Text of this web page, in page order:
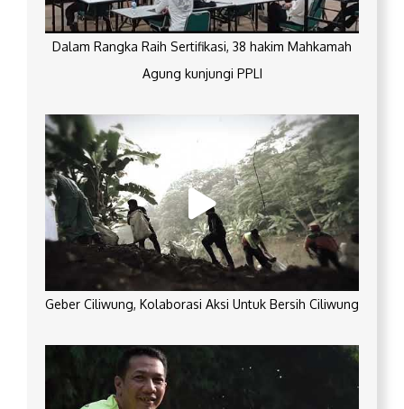
Dalam Rangka Raih Sertifikasi, 38 hakim Mahkamah
Agung kunjungi PPLI
Geber Ciliwung, Kolaborasi Aksi Untuk Bersih Ciliwung